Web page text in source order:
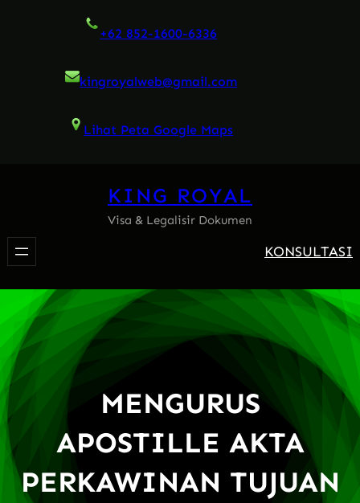
+62 852-1600-6336
kingroyalweb@gmail.com
Lihat Peta Google Maps
KING ROYAL
Visa & Legalisir Dokumen
KONSULTASI
MENGURUS
APOSTILLE AKTA
PERKAWINAN TUJUAN